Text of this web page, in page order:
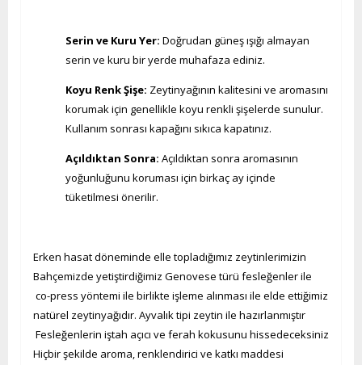
Serin ve Kuru Yer: Doğrudan güneş ışığı almayan
serin ve kuru bir yerde muhafaza ediniz.
Koyu Renk Şişe: Zeytinyağının kalitesini ve aromasını
korumak için genellikle koyu renkli şişelerde sunulur.
Kullanım sonrası kapağını sıkıca kapatınız.
Açıldıktan Sonra: Açıldıktan sonra aromasının
yoğunluğunu koruması için birkaç ay içinde
tüketilmesi önerilir.
Erken hasat döneminde elle topladığımız zeytinlerimizin
Bahçemizde yetiştirdiğimiz Genovese türü fesleğenler ile
co-press yöntemi ile birlikte işleme alınması ile elde ettiğimiz
natürel zeytinyağıdır. Ayvalık tipi zeytin ile hazırlanmıştır
Fesleğenlerin iştah açıcı ve ferah kokusunu hissedeceksiniz
Hiçbir şekilde aroma, renklendirici ve katkı maddesi